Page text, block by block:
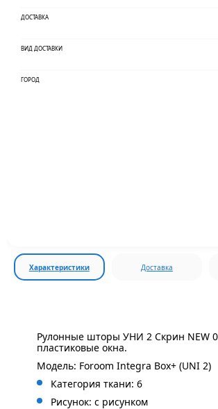
ДОСТАВКА
ВИД ДОСТАВКИ
ГОРОД
Характеристики Доставка
Рулонные шторы УНИ 2 Скрин NEW
пластиковые окна.
Модель: Foroom Integra Box+ (UNI 2)
Категория ткани: 6
Рисунок: с рисунком